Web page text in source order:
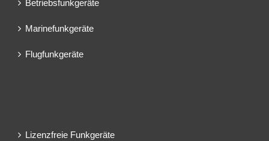
Betriebsfunkgeräte
Marinefunkgeräte
Flugfunkgeräte
Lizenzfreie Funkgeräte